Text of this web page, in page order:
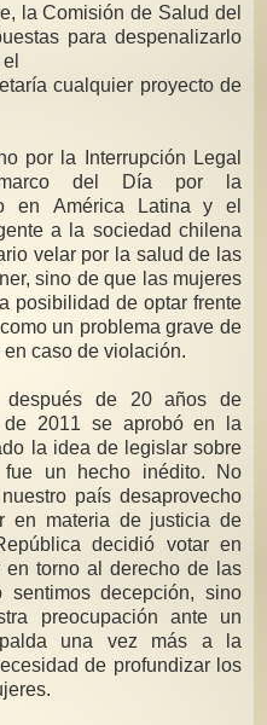
la Comisión de Salud del
para despenalizarlo
cualquier proyecto de
por la Interrupción Legal
del Día por la
en América Latina y el
a la sociedad chilena
velar por la salud de las
sino de que las mujeres
posibilidad de optar frente
un problema grave de
caso de violación.
de 20 años de
de 2011 se aprobó en la
la idea de legislar sobre
un hecho inédito. No
país desaprovecho
en materia de justicia de
decidió votar en
torno al derecho de las
decepción, sino
preocupación ante un
una vez más a la
de profundizar los